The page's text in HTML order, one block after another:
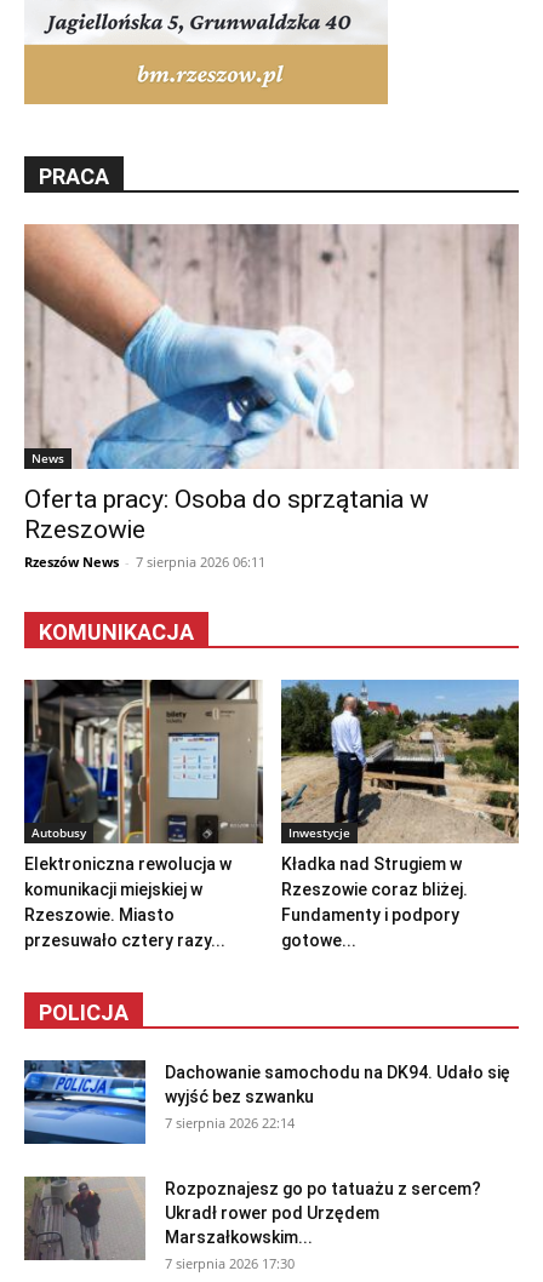
PRACA
News
Oferta pracy: Osoba do sprzątania w
Rzeszowie
Rzeszów News - 7 sierpnia 2026 06:11
KOMUNIKACJA
Autobusy
Elektroniczna rewolucja w
komunikacji miejskiej w
Rzeszowie. Miasto
przesuwało cztery razy...
Inwestycje
Kładka nad Strugiem w
Rzeszowie coraz bliżej.
Fundamenty i podpory
gotowe...
POLICJA
Dachowanie samochodu na DK94. Udało się
wyjść bez szwanku
7 sierpnia 2026 22:14
Rozpoznajesz go po tatuażu z sercem?
Ukradł rower pod Urzędem
Marszałkowskim...
7 sierpnia 2026 17:30